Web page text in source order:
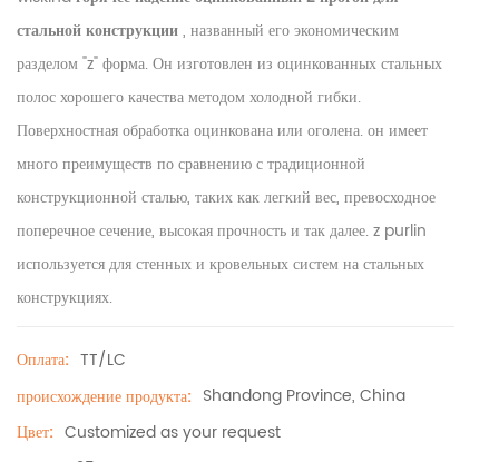
стальной конструкции, названный его экономическим
разделом "z" форма. Он изготовлен из оцинкованных стальных
полос хорошего качества методом холодной гибки.
Поверхностная обработка оцинкована или оголена. он имеет
много преимуществ по сравнению с традиционной
конструкционной сталью, таких как легкий вес, превосходное
поперечное сечение, высокая прочность и так далее. z purlin
используется для стенных и кровельных систем на стальных
конструкциях.
Оплата: TT/LC
происхождение продукта: Shandong Province, China
Цвет: Customized as your request